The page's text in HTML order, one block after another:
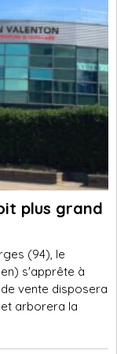
plus grand
(94), le
s'apprête à
vente disposera
arborera la